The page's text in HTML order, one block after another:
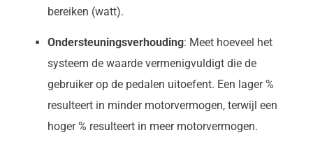
bereiken (watt).
Ondersteuningsverhouding: Meet hoeveel het
systeem de waarde vermenigvuldigt die de
gebruiker op de pedalen uitoefent. Een lager %
resulteert in minder motorvermogen, terwijl een
hoger % resulteert in meer motorvermogen.